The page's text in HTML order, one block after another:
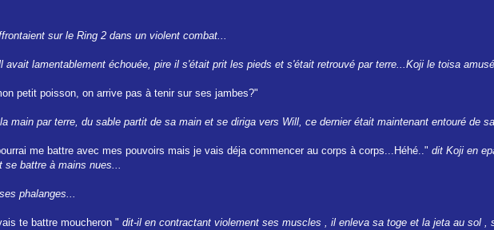
sur le Ring 2 dans un violent combat...
avait lamentablement échouée, pire il s'était prit les pieds et s'était retrouvé par terre...Koji le toisa
petit poisson, on arrive pas à tenir sur ses jambes?"
main par terre, du sable partit de sa main et se diriga vers Will, ce dernier était maintenant entouré de
me battre avec mes pouvoirs mais je vais déja commencer au corps à corps...Héhé.." dit Koji en
se battre à mains nues...
phalanges...
te battre moucheron " dit-il en contractant violement ses muscles , il enleva sa toge et la jeta au sol